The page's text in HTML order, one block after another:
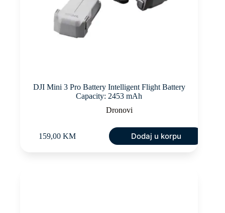
DJI Mini 3 Pro Battery Intelligent Flight Battery
Capacity: 2453 mAh
Dronovi
159,00 KM Dodaj u korpu